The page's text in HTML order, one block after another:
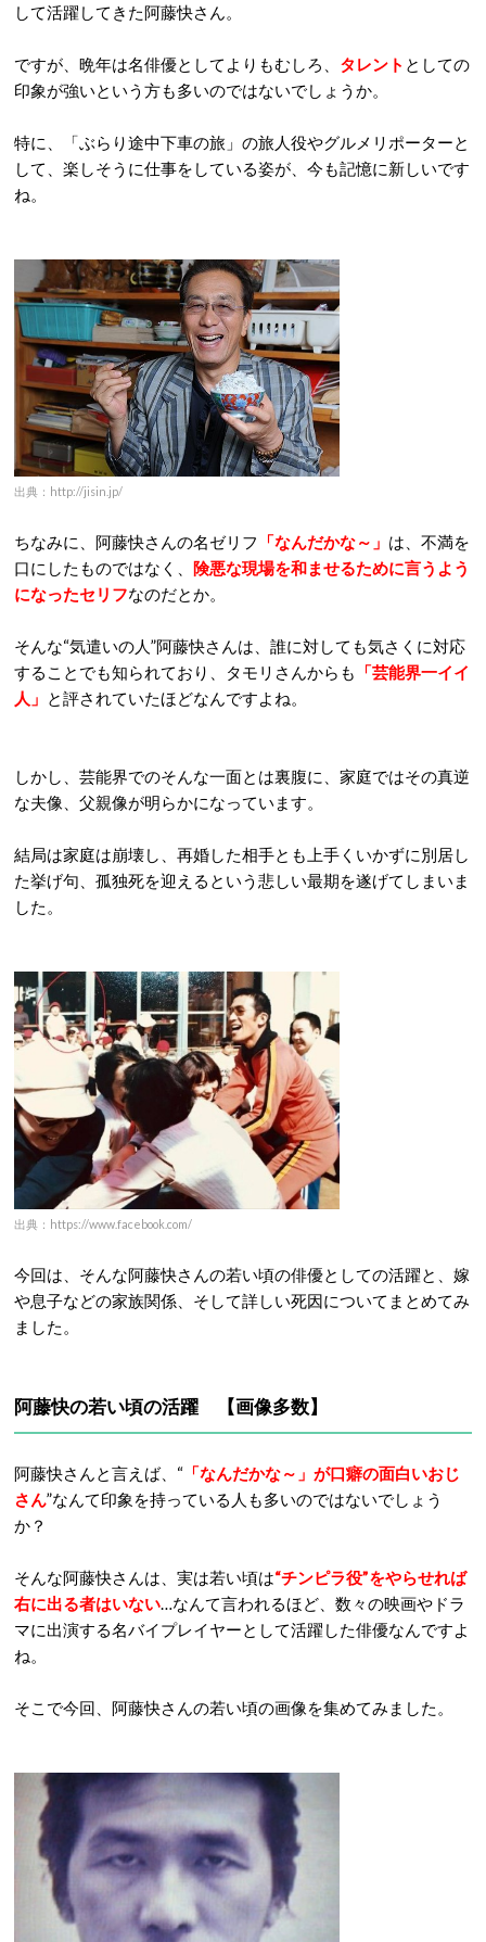
して活躍してきた阿藤快さん。
ですが、晩年は名俳優としてよりもむしろ、 タレント としての
印象が強いという方も多いのではないでしょうか。
特に、「ぶらり途中下車の旅」の旅人役やグルメリポーターと
して、楽しそうに仕事をしている姿が、今も記憶に新しいです
ね。
出典：http://jisin.jp/
ちなみに、阿藤快さんの名ゼリフ 「なんだかな～」 は、不満を
口にしたものではなく、 険悪な現場を和ませるために言うよう
になったセリフなのだとか。
そんな“気遣いの人”阿藤快さんは、誰に対しても気さくに対応
することでも知られており、タモリさんからも
「芸能界一イイ
人」 と評されていたほどなんですよね。
しかし、芸能界でのそんな一面とは裏腹に、家庭ではその真逆
な夫像、父親像が明らかになっています。
結局は家庭は崩壊し、再婚した相手とも上手くいかずに別居し
た挙げ句、孤独死を迎えるという悲しい最期を遂げてしまいま
した。
出典：https://www.facebook.com/
今回は、そんな阿藤快さんの若い頃の俳優としての活躍と、嫁
や息子などの家族関係、そして詳しい死因についてまとめてみ
ました。
阿藤快の若い頃の活躍 【画像多数】
阿藤快さんと言えば、“ 「なんだかな～」が口癖の面白いおじ
さん”なんて印象を持っている人も多いのではないでしょう
か？
そんな阿藤快さんは、実は若い頃は“チンピラ役”をやらせれば
右に出る者はいない…なんて言われるほど、数々の映画やドラ
マに出演する名バイプレイヤーとして活躍した俳優なんですよ
ね。
そこで今回、阿藤快さんの若い頃の画像を集めてみました。